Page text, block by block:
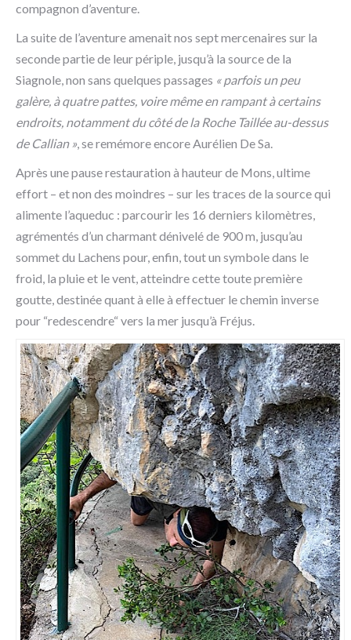
compagnon d’aventure.
La suite de l’aventure amenait nos sept mercenaires sur la
seconde partie de leur périple, jusqu’à la source de la
Siagnole, non sans quelques passages « parfois un peu
galère, à quatre pattes, voire même en rampant à certains
endroits, notamment du côté de la Roche Taillée au-dessus
de Callian », se remémore encore Aurélien De Sa.
Après une pause restauration à hauteur de Mons, ultime
effort – et non des moindres – sur les traces de la source qui
alimente l’aqueduc : parcourir les 16 derniers kilomètres,
agrémentés d’un charmant dénivelé de 900 m, jusqu’au
sommet du Lachens pour, enfin, tout un symbole dans le
froid, la pluie et le vent, atteindre cette toute première
goutte, destinée quant à elle à effectuer le chemin inverse
pour “redescendre“ vers la mer jusqu’à Fréjus.